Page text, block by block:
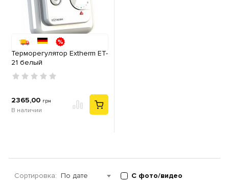
Терморегулятор Extherm ET-
21 белый
2365,00 грн
В наличии
Сортировка: По дате С фото/видео